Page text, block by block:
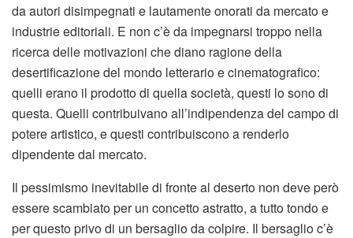
da autori disimpegnati e lautamente onorati da mercato e
industrie editoriali. E non c’è da impegnarsi troppo nella
ricerca delle motivazioni che diano ragione della
desertificazione del mondo letterario e cinematografico:
quelli erano il prodotto di quella società, questi lo sono di
questa. Quelli contribuivano all’indipendenza del campo di
potere artistico, e questi contribuiscono a renderlo
dipendente dal mercato.
Il pessimismo inevitabile di fronte al deserto non deve però
essere scambiato per un concetto astratto, a tutto tondo e
per questo privo di un bersaglio da colpire. Il bersaglio c’è